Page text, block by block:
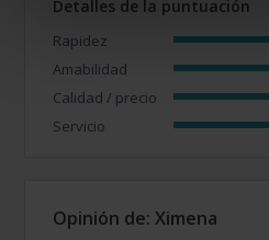
Detalles de la puntuación
Rapidez
Amabilidad
Calidad / precio
Servicio
Opinión de: Ximena